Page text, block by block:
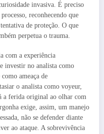
invasiva. É preciso
reconhecendo que
de proteção. O que
perpetua o trauma.
com a experiência
investir no analista como
ameaça de
o analista como voyeur,
a ferida original ao olhar com
exige, assim, um manejo
não se defender diante
ao ataque. A sobrevivência